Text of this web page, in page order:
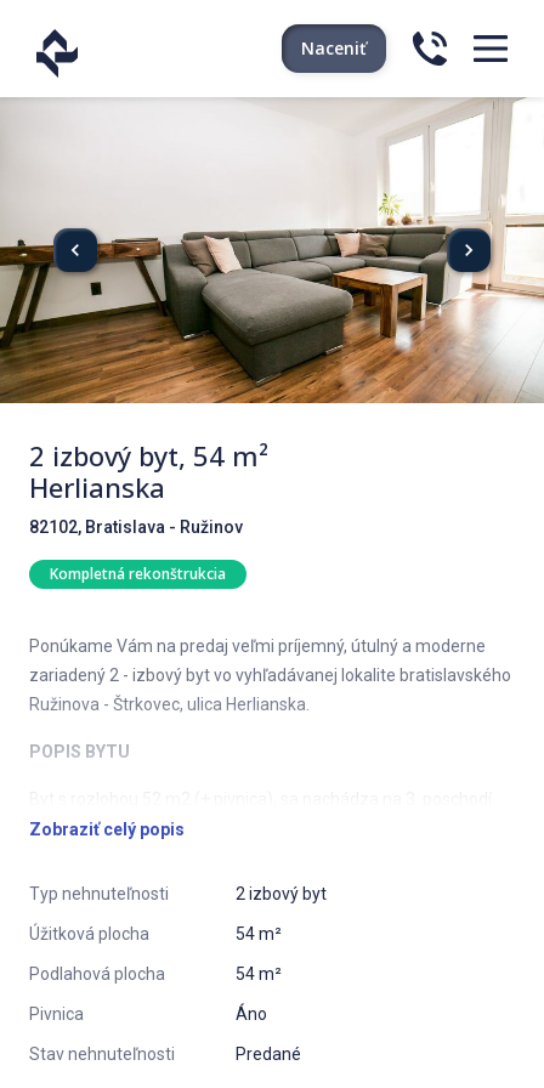
Naceniť
2 izbový byt, 54 m²
Herlianska
82102, Bratislava - Ružinov
Kompletná rekonštrukcia
Ponúkame Vám na predaj veľmi príjemný, útulný a moderne
zariadený 2 - izbový byt vo vyhľadávanej lokalite bratislavského
Ružinova - Štrkovec, ulica Herlianska.
POPIS BYTU
zatepleného bytového domu. Byt prešiel kompletnou
elektroinštalácie, stropných podhľadov, kuchynskej linky).
Byt je orientovaný na dve svetové strany (juh a sever).
LOKALITA
Ružinovská časť Štrkovec je jednou z najobľúbenejších lokalít
Zobraziť celý popis
Typ nehnuteľnosti 2 izbový byt
Úžitková plocha 54 m²
Podlahová plocha 54 m²
Pivnica Áno
Stav nehnuteľnosti Predané